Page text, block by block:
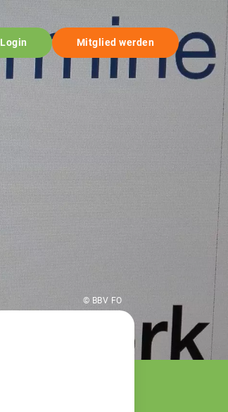
Login Mitglied werden
© BBV FO